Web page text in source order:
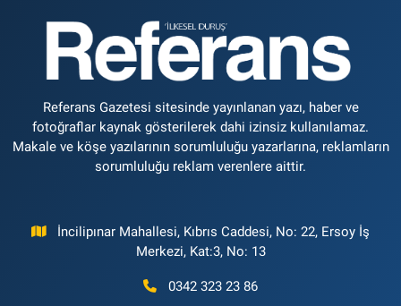
Referans Gazetesi sitesinde yayınlanan yazı, haber ve
fotoğraflar kaynak gösterilerek dahi izinsiz kullanılamaz.
Makale ve köşe yazılarının sorumluluğu yazarlarına, reklamların
sorumluluğu reklam verenlere aittir.
İncilipınar Mahallesi, Kıbrıs Caddesi, No: 22, Ersoy İş
Merkezi, Kat:3, No: 13
0342 323 23 86